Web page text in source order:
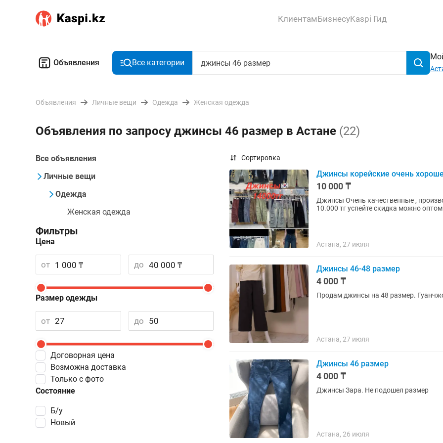
КлиентамБизнесуKaspi Гид
Объявления Все категории
Объявления Личные вещи Одежда Женская одежда
Объявления по запросу джинсы 46 размер в Астане (22)
Все объявления
Личные вещи
Одежда
Женская одежда
Фильтры
Цена
от до
Договорная цена
Возможна доставка
Состояние
Б/у
Новый
Размер одежды
от до
Только с фото
Сортировка
Джинсы корейские очень
10 000 ₸
Джинсы Очень качественные ,
10.000 тг успейте скидка можно
Астана, 27 июля
Джинсы 46-48 размер
4 000 ₸
Продам джинсы на 48 размер.
Астана, 27 июля
Джинсы 46 размер
4 000 ₸
Джинсы Зара. Не подошел размер
Астана, 26 июля